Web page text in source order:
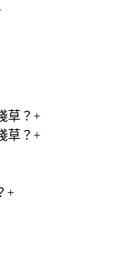
草？ +
草？ +
+